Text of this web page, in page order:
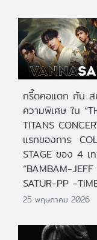
กรี๊ดคอแตก กับ
ความพิเศษ ใน
TITANS
แรกของการ
STAGE ของ 4 เ
“BAMBAM-JEFF
SATUR-PP -
25 พฤษภาคม 2026